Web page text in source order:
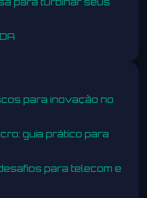
para inovação no
guia prático para
para telecom e